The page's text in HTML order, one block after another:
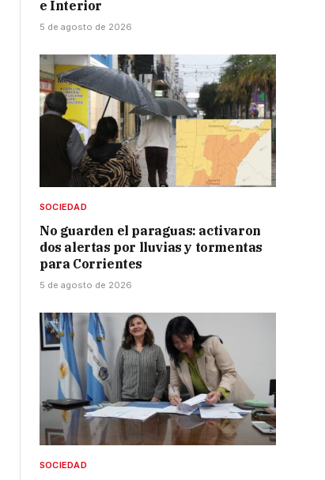
e Interior
5 de agosto de 2026
SOCIEDAD
No guarden el paraguas: activaron
dos alertas por lluvias y tormentas
para Corrientes
5 de agosto de 2026
SOCIEDAD